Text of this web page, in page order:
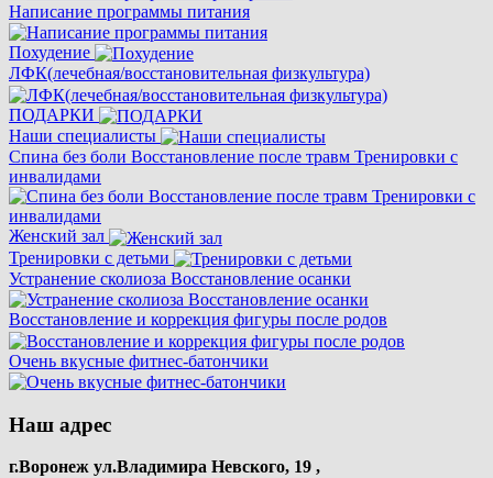
Написание программы питания
Похудение
ЛФК(лечебная/восстановительная физкультура)
ПОДАРКИ
Наши специалисты
Спина без боли Восстановление после травм Тренировки с
инвалидами
Женский зал
Тренировки с детьми
Устранение сколиоза Восстановление осанки
Восстановление и коррекция фигуры после родов
Очень вкусные фитнес-батончики
Наш адрес
г.Воронеж ул.Владимира Невского, 19 ,